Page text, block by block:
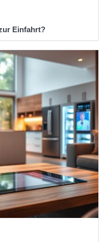
Einfahrt?